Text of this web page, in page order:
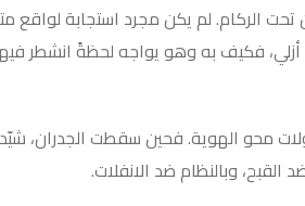
لم يكن مجرد استجابة لواقع متغيّر، بل
وهو يواجه لحظةً انشطر فيها التاريخ
فحين سقطت الجدران، شيّدنا خشبتنا
ضد الانفلات.